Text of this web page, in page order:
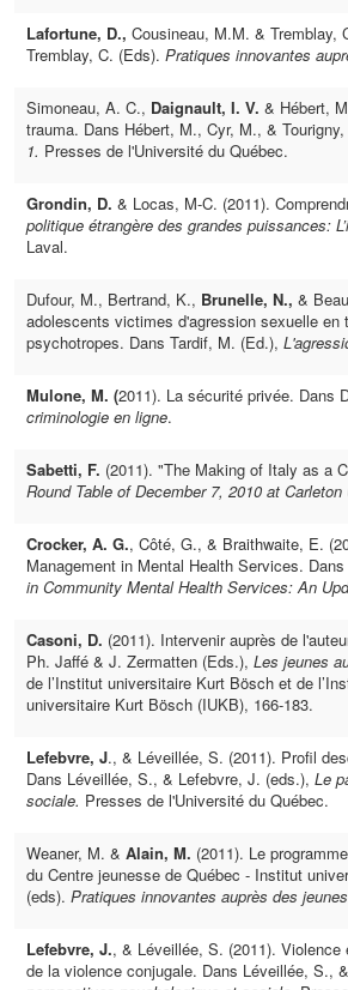
Lafortune, D., Cousineau, M.M. & Tremblay,
Tremblay, C. (Eds). Pratiques innovantes
Simoneau, A. C., Daignault, I. V. & Hébert,
trauma. Dans Hébert, M., Cyr, M., &
1. Presses de l'Université du Québec.
Grondin, D. & Locas, M-C. (2011).
politique étrangère des grandes puissances:
Laval.
Dufour, M., Bertrand, K., Brunelle, N., &
adolescents victimes d'agression sexuelle
psychotropes. Dans Tardif, M. (Ed.),
Mulone, M. (2011). La sécurité privée. Dans
criminologie en ligne.
Sabetti, F. (2011). "The Making of Italy as a
Round Table of December 7, 2010 at
Crocker, A. G., Côté, G., & Braithwaite, E.
Management in Mental Health Services.
in Community Mental Health Services: An
Casoni, D. (2011). Intervenir auprès de
Ph. Jaffé & J. Zermatten (Eds.), Les jeunes
de l’Institut universitaire Kurt Bösch et de
universitaire Kurt Bösch (IUKB), 166-183.
Lefebvre, J., & Léveillée, S. (2011). Profil
Dans Léveillée, S., & Lefebvre, J. (eds.), Le
sociale. Presses de l'Université du Québec.
Weaner, M. & Alain, M. (2011). Le
du Centre jeunesse de Québec - Institut
(eds). Pratiques innovantes auprès des
Lefebvre, J., & Léveillée, S. (2011).
de la violence conjugale. Dans Léveillée, S.,